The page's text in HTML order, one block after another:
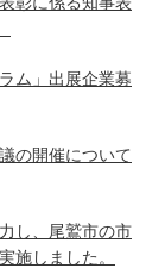
ム」出展企業募
の開催について
し、尾鷲市の市
施しました。